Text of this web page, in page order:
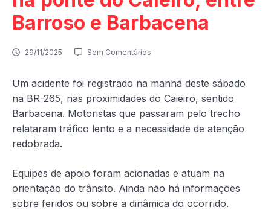
Barroso e Barbacena
29/11/2025 Sem Comentários
Um acidente foi registrado na manhã deste sábado
na BR-265, nas proximidades do Caieiro, sentido
Barbacena. Motoristas que passaram pelo trecho
relataram tráfico lento e a necessidade de atenção
redobrada.
Equipes de apoio foram acionadas e atuam na
orientação do trânsito. Ainda não há informações
sobre feridos ou sobre a dinâmica do ocorrido.